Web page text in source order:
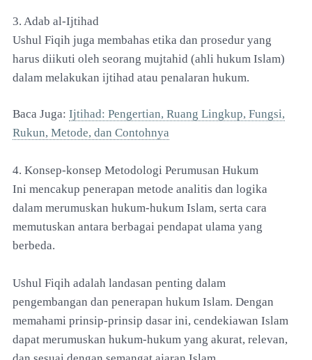
3. Adab al-Ijtihad
Ushul Fiqih juga membahas etika dan prosedur yang
harus diikuti oleh seorang mujtahid (ahli hukum Islam)
dalam melakukan ijtihad atau penalaran hukum.
Baca Juga: Ijtihad: Pengertian, Ruang Lingkup, Fungsi,
Rukun, Metode, dan Contohnya
4. Konsep-konsep Metodologi Perumusan Hukum
Ini mencakup penerapan metode analitis dan logika
dalam merumuskan hukum-hukum Islam, serta cara
memutuskan antara berbagai pendapat ulama yang
berbeda.
Ushul Fiqih adalah landasan penting dalam
pengembangan dan penerapan hukum Islam. Dengan
memahami prinsip-prinsip dasar ini, cendekiawan Islam
dapat merumuskan hukum-hukum yang akurat, relevan,